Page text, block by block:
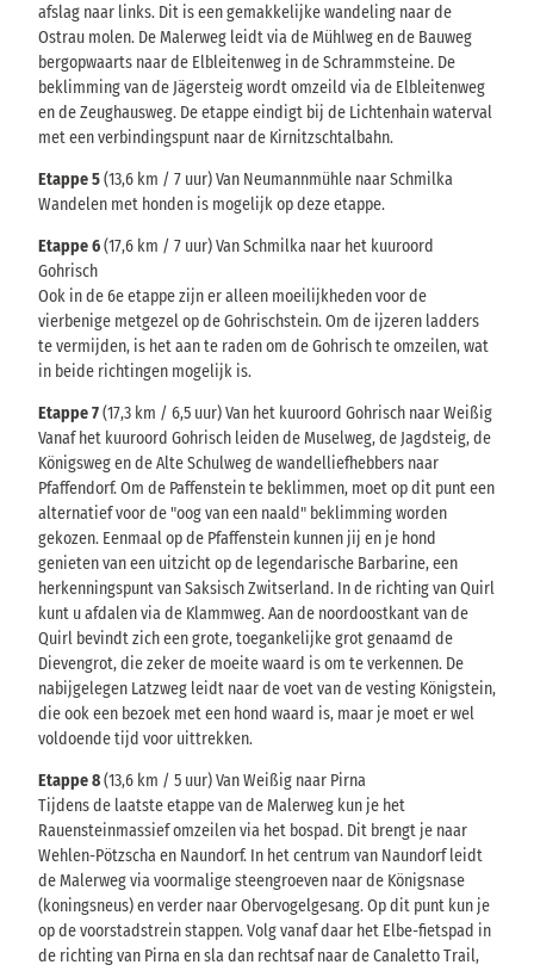
afslag naar links. Dit is een gemakkelijke wandeling naar de
Ostrau molen. De Malerweg leidt via de Mühlweg en de Bauweg
bergopwaarts naar de Elbleitenweg in de Schrammsteine. De
beklimming van de Jägersteig wordt omzeild via de Elbleitenweg
en de Zeughausweg. De etappe eindigt bij de Lichtenhain waterval
met een verbindingspunt naar de Kirnitzschtalbahn.
Etappe 5(13,6 km / 7 uur) Van Neumannmühle naar Schmilka
Wandelen met honden is mogelijk op deze etappe.
Etappe 6(17,6 km / 7 uur) Van Schmilka naar het kuuroord
Gohrisch
Ook in de 6e etappe zijn er alleen moeilijkheden voor de
vierbenige metgezel op de Gohrischstein. Om de ijzeren ladders
te vermijden, is het aan te raden om de Gohrisch te omzeilen, wat
in beide richtingen mogelijk is.
Etappe 7(17,3 km / 6,5 uur) Van het kuuroord Gohrisch naar Weißig
Vanaf het kuuroord Gohrisch leiden de Muselweg, de Jagdsteig, de
Königsweg en de Alte Schulweg de wandelliefhebbers naar
Pfaffendorf. Om de Paffenstein te beklimmen, moet op dit punt een
alternatief voor de "oog van een naald" beklimming worden
gekozen. Eenmaal op de Pfaffenstein kunnen jij en je hond
genieten van een uitzicht op de legendarische Barbarine, een
herkenningspunt van Saksisch Zwitserland. In de richting van Quirl
kunt u afdalen via de Klammweg. Aan de noordoostkant van de
Quirl bevindt zich een grote, toegankelijke grot genaamd de
Dievengrot, die zeker de moeite waard is om te verkennen. De
nabijgelegen Latzweg leidt naar de voet van de vesting Königstein,
die ook een bezoek met een hond waard is, maar je moet er wel
voldoende tijd voor uittrekken.
Etappe 8(13,6 km / 5 uur) Van Weißig naar Pirna
Tijdens de laatste etappe van de Malerweg kun je het
Rauensteinmassief omzeilen via het bospad. Dit brengt je naar
Wehlen-Pötzscha en Naundorf. In het centrum van Naundorf leidt
de Malerweg via voormalige steengroeven naar de Königsnase
(koningsneus) en verder naar Obervogelgesang. Op dit punt kun je
op de voorstadstrein stappen. Volg vanaf daar het Elbe-fietspad in
de richting van Pirna en sla dan rechtsaf naar de Canaletto Trail,